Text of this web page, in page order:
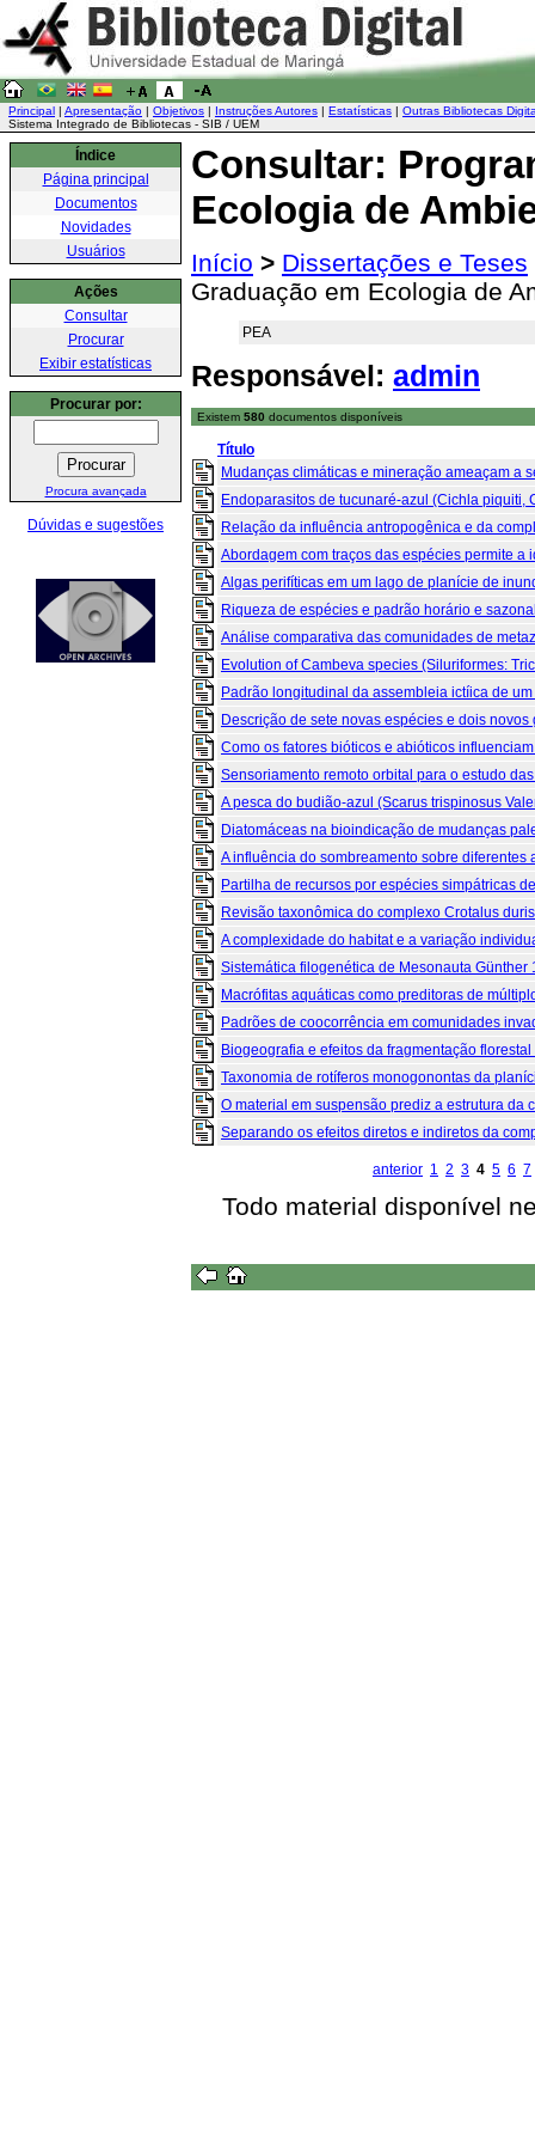
Principal | Apresentação | Objetivos | Instruções Autores | Estatísticas | Outras Bibliotecas
Sistema Integrado de Bibliotecas - SIB / UEM
Índice
Página principal
Documentos
Novidades
Usuários
Ações
Consultar
Procurar
Exibir estatísticas
Procurar por:
Procura avançada
Dúvidas e sugestões
Consultar:
Ecologia de
Início > Dissertações e Teses
Graduação em Ecologia de
PEA
Responsável: admin
Existem 580 documentos disponíveis
Título
Mudanças climáticas e mineração ameaçam a
Endoparasitos de tucunaré-azul (Cichla piquiti,
Relação da influência antropogênica e da
Abordagem com traços das espécies permite a
Algas perifíticas em um lago de planície de
Riqueza de espécies e padrão horário e
Análise comparativa das comunidades de
Evolution of Cambeva species (Siluriformes:
Padrão longitudinal da assembleia ictíica de
Descrição de sete novas espécies e dois novos
Como os fatores bióticos e abióticos
Sensoriamento remoto orbital para o estudo
A pesca do budião-azul (Scarus trispinosus
Diatomáceas na bioindicação de mudanças
A influência do sombreamento sobre diferentes
Partilha de recursos por espécies simpátricas
Revisão taxonômica do complexo Crotalus
A complexidade do habitat e a variação
Sistemática filogenética de Mesonauta Günther
Macrófitas aquáticas como preditoras de
Padrões de coocorrência em comunidades
Biogeografia e efeitos da fragmentação
Taxonomia de rotíferos monogonontas da
O material em suspensão prediz a estrutura da
Separando os efeitos diretos e indiretos da
anterior 1 2 3 4 5 6 7
Todo material disponível